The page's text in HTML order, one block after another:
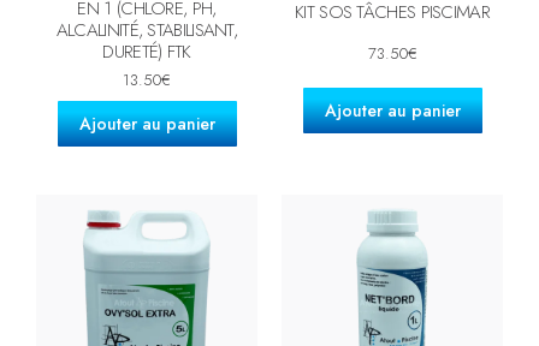
EN 1 (CHLORE, PH,
ALCALINITÉ, STABILISANT,
DURETÉ) FTK
13.50€
Ajouter au panier
KIT SOS TÂCHES PISCIMAR
73.50€
Ajouter au panier